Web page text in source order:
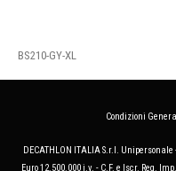
BS210-GY-XL
Condizioni
DECATHLON ITALIA S.r.l.
Euro 12.500.000 i.v. - C.F. e Iscr. Reg.